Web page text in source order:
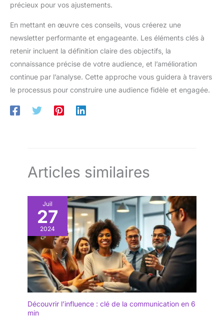
précieux pour vos ajustements.
En mettant en œuvre ces conseils, vous créerez une
newsletter performante et engageante. Les éléments clés à
retenir incluent la définition claire des objectifs, la
connaissance précise de votre audience, et l’amélioration
continue par l’analyse. Cette approche vous guidera à travers
le processus pour construire une audience fidèle et engagée.
Articles similaires
Juil
27
2024
Découvrir l’influence : clé de la communication en 6
min